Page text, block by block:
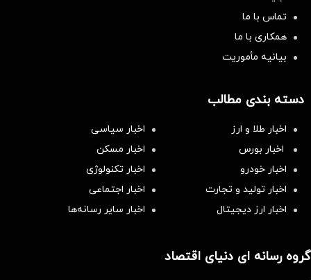
تماس با ما
همکاری با ما
بیانیه مأموریت
دسته بندی مطالب
اخبار طلا و ارز
اخبار سیاسی
اخبار بورس
اخبار مسکن
اخبار خودرو
اخبار تکنولوژی
اخبار تولید و تجارت
اخبار اجتماعی
اخبار ارز دیجیتال
اخبار سایر رسانه‌‌ها
گروه رسانه ای دنیای اقتصاد